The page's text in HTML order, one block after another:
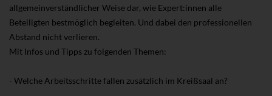
allgemeinverständlicher Weise dar, wie Expert:innen alle
Beteiligten bestmöglich begleiten. Und dabei den professionellen
Abstand nicht verlieren.
Mit Infos und Tipps zu folgenden Themen:
- Welche Arbeitsschritte fallen zusätzlich im Kreißsaal an?